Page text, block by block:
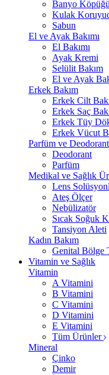
Banyo Köpüğü
Kulak
Sabun
El ve Ayak Bakımı
El Bakımı
Ayak Kremi
Selülit Bakım
El ve Ayak
Erkek Bakım
Erkek Cilt
Erkek Saç
Erkek Tüy
Erkek Vücut
Parfüm ve Deodorant
Deodorant
Parfüm
Medikal ve Sağlık
Lens
Ateş Ölçer
Nebülizatör
Sıcak Soğuk
Tansiyon Aleti
Kadın Bakım
Genital Bölge
Vitamin ve Sağlık
Vitamin
A Vitamini
B Vitamini
C Vitamini
D Vitamini
E Vitamini
Tüm Ürünler
Mineral
Çinko
Demir